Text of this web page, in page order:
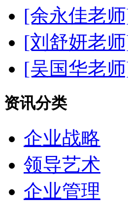
[余永佳老
[刘舒妍老
[吴国华老
资讯分类
企业战略
领导艺术
企业管理